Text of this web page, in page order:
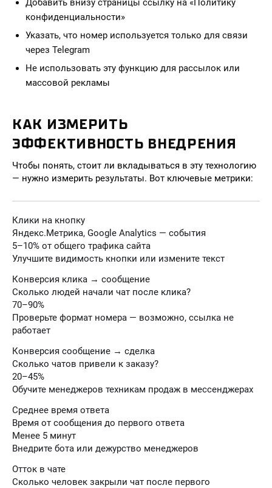
Добавить внизу страницы ссылку на «Политику
конфиденциальности»
Указать, что номер используется только для связи
через Telegram
Не использовать эту функцию для рассылок или
массовой рекламы
КАК ИЗМЕРИТЬ
ЭФФЕКТИВНОСТЬ ВНЕДРЕНИЯ
Чтобы понять, стоит ли вкладываться в эту технологию
— нужно измерить результаты. Вот ключевые метрики:
Клики на кнопку
Яндекс.Метрика, Google Analytics — события
5–10% от общего трафика сайта
Улучшите видимость кнопки или измените текст
Конверсия клика → сообщение
Сколько людей начали чат после клика?
70–90%
Проверьте формат номера — возможно, ссылка не
работает
Конверсия сообщение → сделка
Сколько чатов привели к заказу?
20–45%
Обучите менеджеров техникам продаж в мессенджерах
Среднее время ответа
Время от сообщения до первого ответа
Менее 5 минут
Внедрите бота или дежурство менеджеров
Отток в чате
Сколько человек закрыли чат после первого